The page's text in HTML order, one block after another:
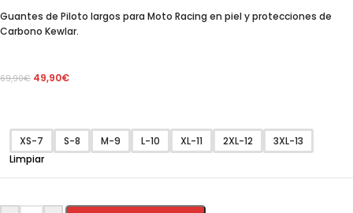
Guantes de Piloto largos para Moto Racing en piel y protecciones de
Carbono Kewlar.
69,90€ 49,90€
XS-7 S-8 M-9 L-10 XL-11 2XL-12
3XL-13
Limpiar